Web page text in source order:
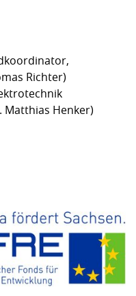
Richter)
Matthias Henker)